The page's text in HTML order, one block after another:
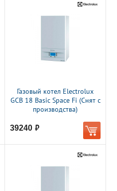
Газовый котел Electrolux
GCB 18 Basic Space Fi (Снят с
производства)
39240 руб.